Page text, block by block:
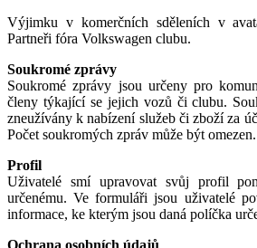
Výjimku v komerčních sděleních v
Partneři fóra Volkswagen clubu.
Soukromé zprávy
Soukromé zprávy jsou určeny pro
členy týkající se jejich vozů či clubu.
zneužívány k nabízení služeb či zboží za
Počet soukromých zpráv může být omezen.
Profil
Uživatelé smí upravovat svůj profil
určenému. Ve formuláři jsou uživatelé
informace, ke kterým jsou daná políčka
Ochrana osobních údajů